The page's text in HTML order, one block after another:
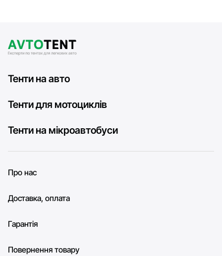
Тенти на авто
Тенти для мотоциклів
Тенти на мікроавтобуси
Про нас
Доставка, оплата
Гарантія
Повернення товару